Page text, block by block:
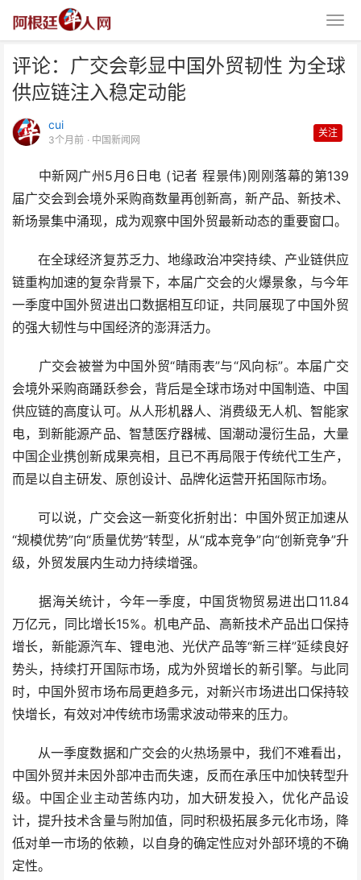
评论：广交会彰显中国外贸韧性 为全球
供应链注入稳定动能
cui
3个月前 · 中国新闻网
关注
中新网广州5月6日电 (记者 程景伟)刚刚落幕的第139
届广交会到会境外采购商数量再创新高，新产品、新技术、
新场景集中涌现，成为观察中国外贸最新动态的重要窗口。
在全球经济复苏乏力、地缘政治冲突持续、产业链供应
链重构加速的复杂背景下，本届广交会的火爆景象，与今年
一季度中国外贸进出口数据相互印证，共同展现了中国外贸
的强大韧性与中国经济的澎湃活力。
广交会被誉为中国外贸“晴雨表”与“风向标”。本届广交
会境外采购商踊跃参会，背后是全球市场对中国制造、中国
供应链的高度认可。从人形机器人、消费级无人机、智能家
电，到新能源产品、智慧医疗器械、国潮动漫衍生品，大量
中国企业携创新成果亮相，且已不再局限于传统代工生产，
而是以自主研发、原创设计、品牌化运营开拓国际市场。
可以说，广交会这一新变化折射出：中国外贸正加速从
“规模优势”向“质量优势”转型，从“成本竞争”向“创新竞争”升
级，外贸发展内生动力持续增强。
据海关统计，今年一季度，中国货物贸易进出口11.84
万亿元，同比增长15%。机电产品、高新技术产品出口保持
增长，新能源汽车、锂电池、光伏产品等“新三样”延续良好
势头，持续打开国际市场，成为外贸增长的新引擎。与此同
时，中国外贸市场布局更趋多元，对新兴市场进出口保持较
快增长，有效对冲传统市场需求波动带来的压力。
从一季度数据和广交会的火热场景中，我们不难看出，
中国外贸并未因外部冲击而失速，反而在承压中加快转型升
级。中国企业主动苦练内功，加大研发投入，优化产品设
计，提升技术含量与附加值，同时积极拓展多元化市场，降
低对单一市场的依赖，以自身的确定性应对外部环境的不确
定性。
评论：广交会彰显中国外贸韧性
为全球供应链注入稳定动